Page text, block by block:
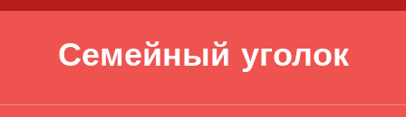
Перейти к содержимому
Семейный уголок